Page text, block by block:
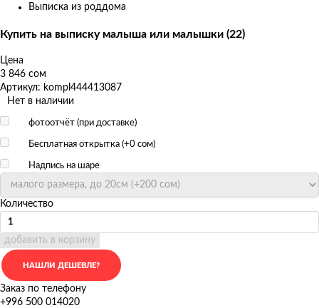
Выписка из роддома
Купить на выписку малыша или малышки (22)
Цена
3 846 сом
Артикул: kompl444413087
Нет в наличии
фотоотчёт (при доставке)
Бесплатная открытка (+0 сом)
Надпись на шаре
Количество
добавить в корзину
Заказ по телефону
+996 500 014020